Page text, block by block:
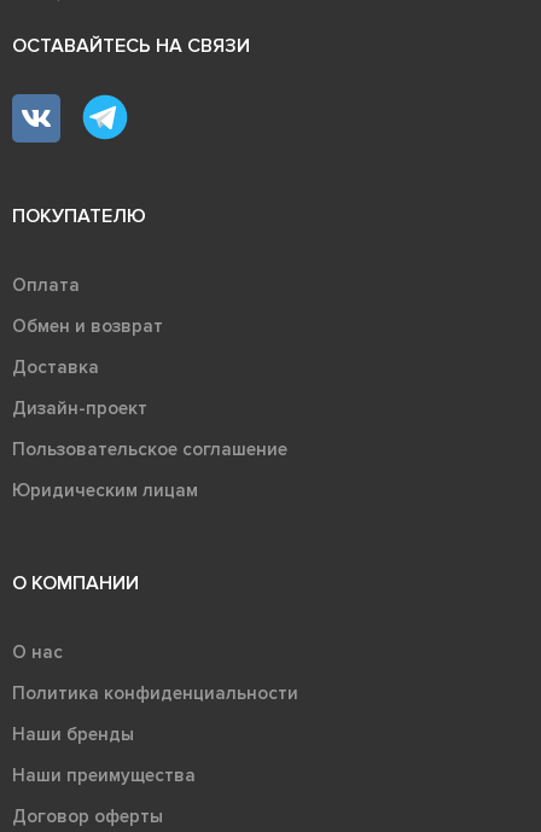
ОСТАВАЙТЕСЬ НА СВЯЗИ
ПОКУПАТЕЛЮ
Оплата
Обмен и возврат
Доставка
Дизайн-проект
Пользовательское соглашение
Юридическим лицам
О КОМПАНИИ
О нас
Политика конфиденциальности
Наши бренды
Наши преимущества
Договор оферты